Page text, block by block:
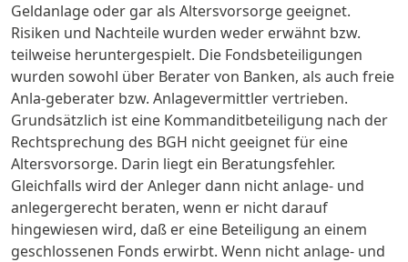
Geldanlage oder gar als Altersvorsorge geeignet.
Risiken und Nachteile wurden weder erwähnt bzw.
teilweise heruntergespielt. Die Fondsbeteiligungen
wurden sowohl über Berater von Banken, als auch freie
Anla-geberater bzw. Anlagevermittler vertrieben.
Grundsätzlich ist eine Kommanditbeteiligung nach der
Rechtsprechung des BGH nicht geeignet für eine
Altersvorsorge. Darin liegt ein Beratungsfehler.
Gleichfalls wird der Anleger dann nicht anlage- und
anlegergerecht beraten, wenn er nicht darauf
hingewiesen wird, daß er eine Beteiligung an einem
geschlossenen Fonds erwirbt. Wenn nicht anlage- und